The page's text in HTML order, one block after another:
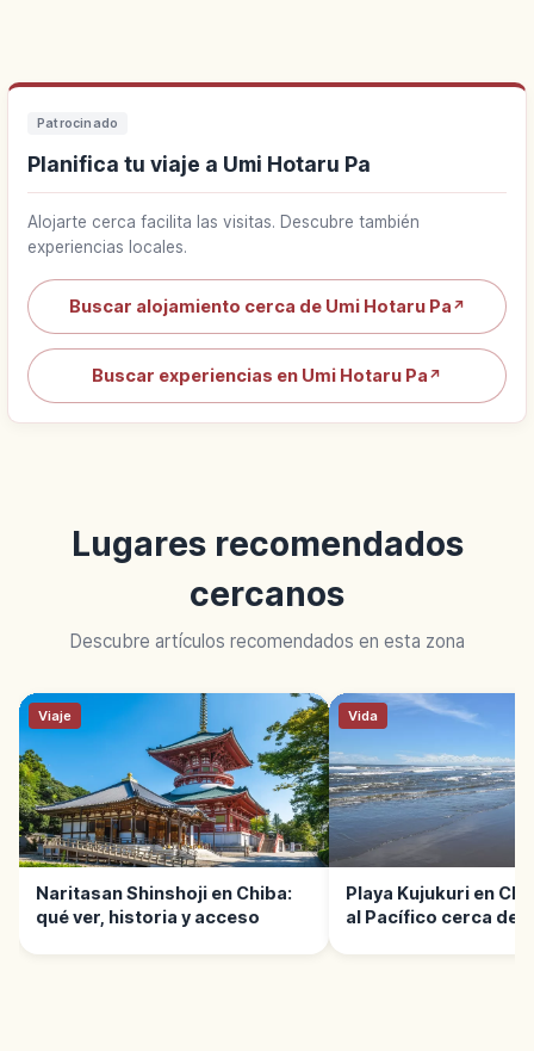
Patrocinado
Planifica tu viaje a Umi Hotaru Pa
Alojarte cerca facilita las visitas. Descubre también
experiencias locales.
Buscar alojamiento cerca de Umi Hotaru Pa ↗
Buscar experiencias en Umi Hotaru Pa ↗
Lugares recomendados
cercanos
Descubre artículos recomendados en esta zona
Viaje
Naritasan Shinshoji en Chiba:
qué ver, historia y acceso
Vida
Playa Kujukuri en
al Pacífico cerca de